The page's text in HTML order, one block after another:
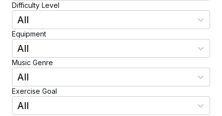
Difficulty Level
All
Equipment
All
Music Genre
All
Exercise Goal
All